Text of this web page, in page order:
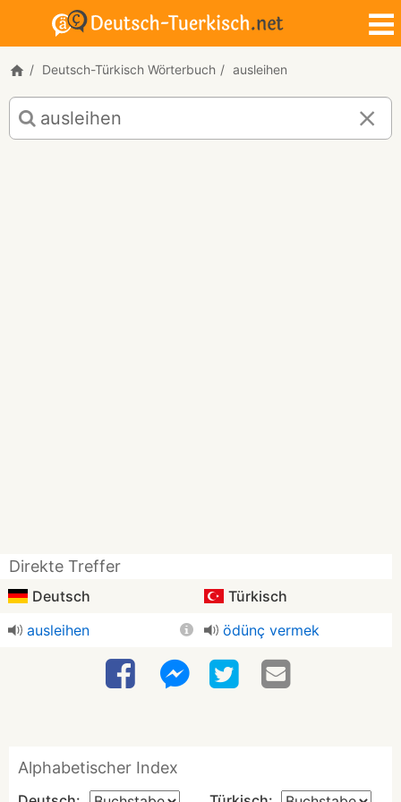
Deutsch-Türkisch Wörterbuch ausleihen
Deutsch-
Türkisch
Übersetzung
Direkte Treffer
Deutsch
Türkisch
ausleihen
ödünç vermek
Alphabetischer Index